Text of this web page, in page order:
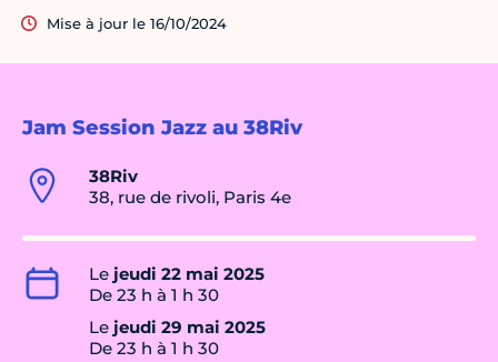
Jam Session Jazz au 38Riv
38Riv
38, rue de rivoli, Paris 4e
Le jeudi 22 mai 2025
De 23 h à 1 h 30
Le jeudi 29 mai 2025
De 23 h à 1 h 30
Mise à jour le 16/10/2024